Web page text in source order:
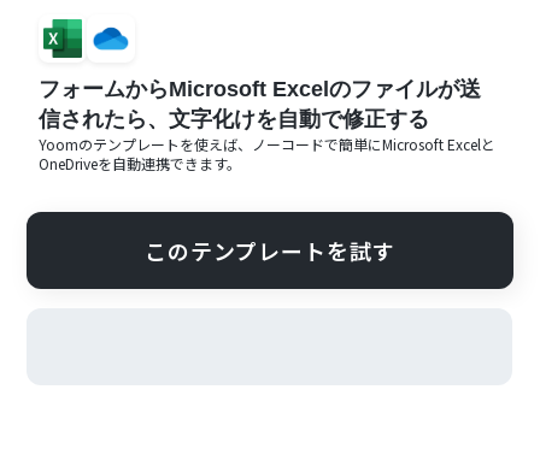
フォームからMicrosoft Excelのファイルが送
信されたら、文字化けを自動で修正する
Yoomのテンプレートを使えば、ノーコードで簡単にMicrosoft Excelと
OneDriveを自動連携できます。
このテンプレートを試す